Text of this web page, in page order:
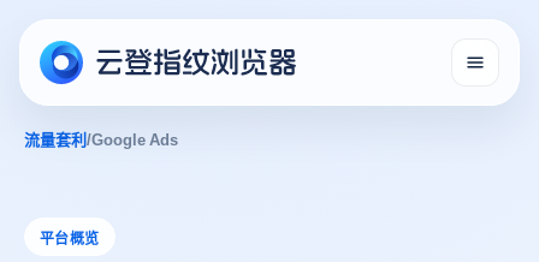
流量套利/Google Ads
平台概览